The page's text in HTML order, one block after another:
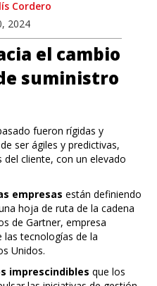
Cordero
2024
el cambio
suministro
fueron rígidas y
ser ágiles y predictivas,
cliente, con un elevado
empresas están definiendo
hoja de ruta de la cadena
de Gartner, empresa
las tecnologías de la
Unidos.
imprescindibles que los